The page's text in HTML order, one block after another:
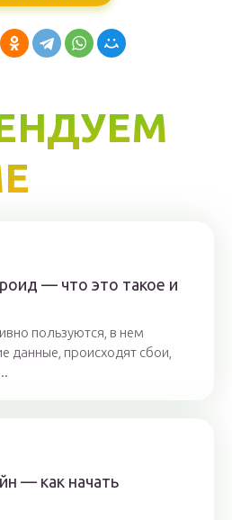
— что это такое и
пользуются, в нем
данные, происходят сбои,
— как начать